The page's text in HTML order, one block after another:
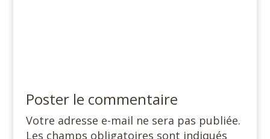
Poster le commentaire
Votre adresse e-mail ne sera pas publiée.
Les champs obligatoires sont indiqués